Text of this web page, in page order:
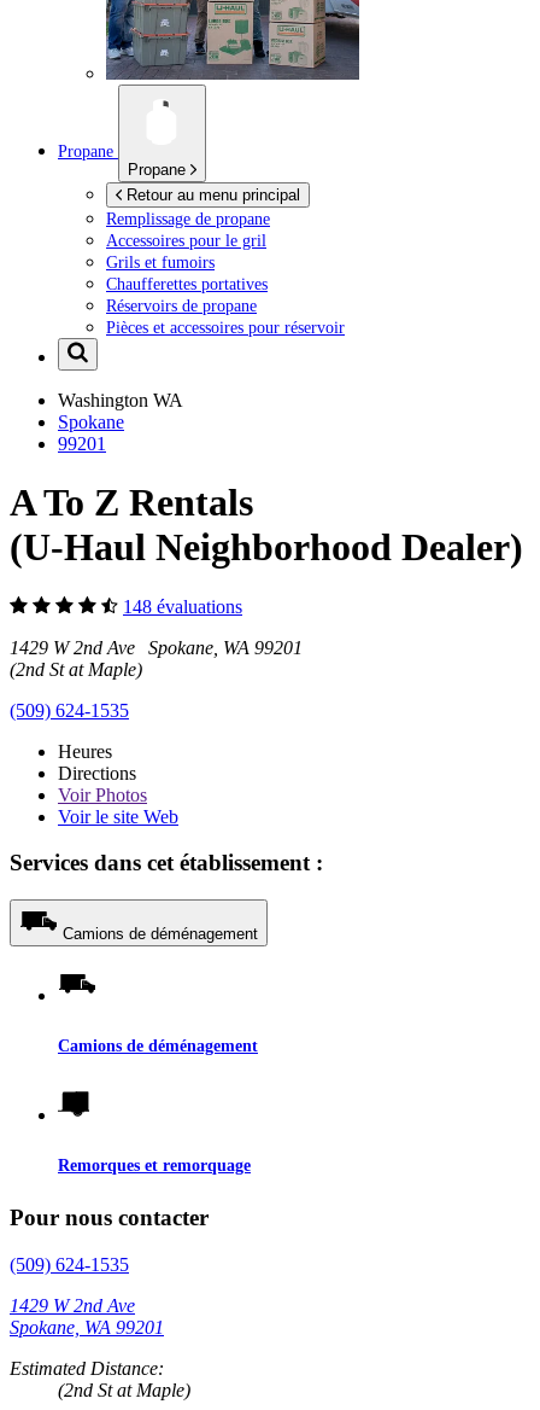
Propane
Propane
Retour au menu principal
Remplissage de propane
Accessoires pour le gril
Grils et fumoirs
Chaufferettes portatives
Réservoirs de propane
Pièces et accessoires pour réservoir
Washington WA
Spokane
99201
A To Z Rentals
(U-Haul Neighborhood Dealer)
148 évaluations
1429 W 2nd Ave Spokane, WA 99201
(2nd St at Maple)
(509) 624-1535
Heures
Directions
VoirPhotos
Voir le site Web
Services dans cet établissement :
Camions de déménagement
Camions de déménagement
Remorques et remorquage
Pour nous contacter
(509) 624-1535
1429 W 2nd Ave
Spokane, WA 99201
Estimated Distance:
(2nd St at Maple)